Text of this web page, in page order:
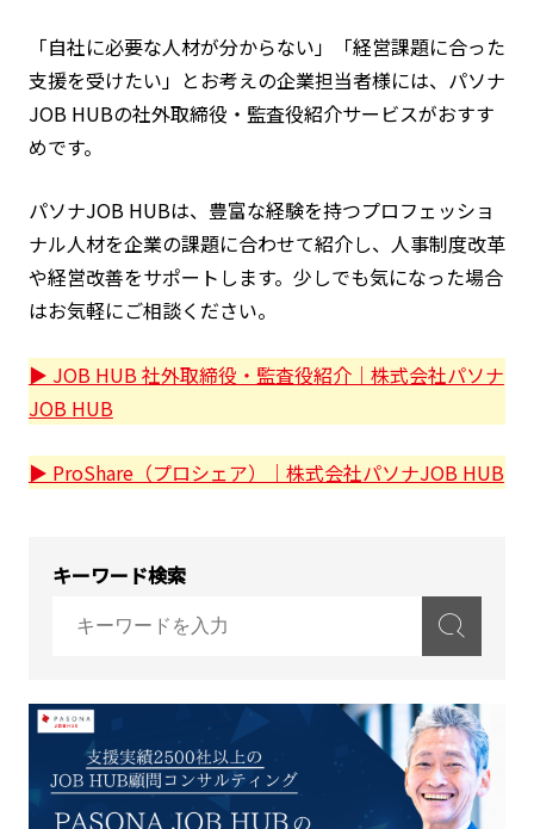
「自社に必要な人材が分からない」「経営課題に合った
支援を受けたい」とお考えの企業担当者様には、パソナ
JOB HUBの社外取締役・監査役紹介サービスがおすす
めです。
パソナJOB HUBは、豊富な経験を持つプロフェッショ
ナル人材を企業の課題に合わせて紹介し、人事制度改革
や経営改善をサポートします。少しでも気になった場合
はお気軽にご相談ください。
▶ JOB HUB 社外取締役・監査役紹介｜株式会社パソナ
JOB HUB
▶ ProShare（プロシェア）｜株式会社パソナJOB HUB
キーワード検索